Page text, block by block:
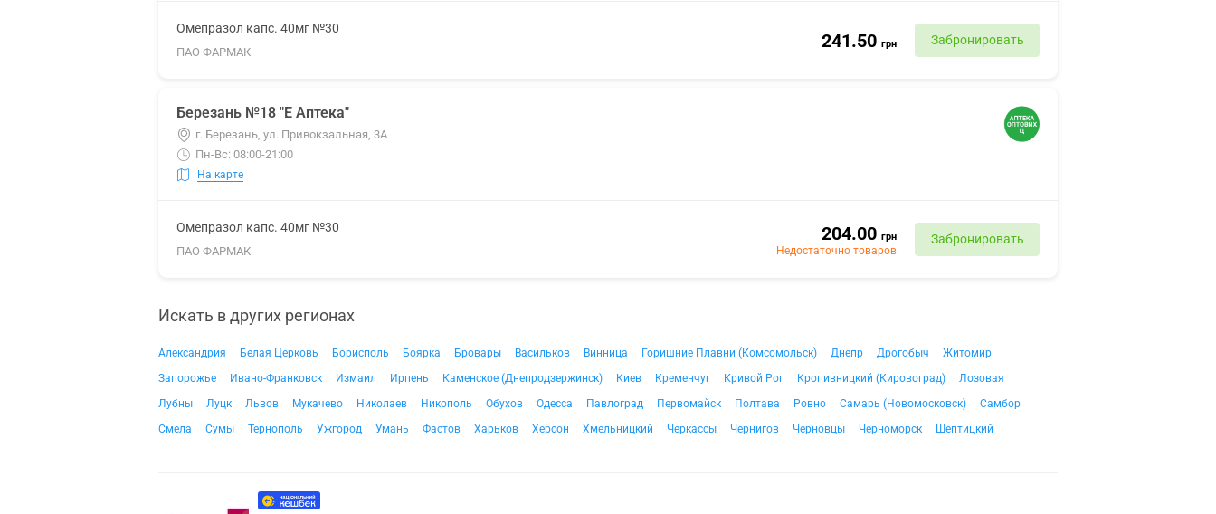
Омепразол капс. 40мг №30
ПАО ФАРМАК
241.50 грн Забронировать
Березань №18 "Е Аптека"
г. Березань, ул. Привокзальная, 3А
Пн-Вс: 08:00-21:00
На карте
Омепразол капс. 40мг №30
ПАО ФАРМАК
204.00 грн
Недостаточно товаров
Забронировать
Искать в других регионах
Александрия Белая Церковь Борисполь Боярка Бровары Васильков Винница Горишние Плавни (Комсомольск) Днепр Дрогобыч
Житомир
Запорожье
Ивано-Франковск Измаил Ирпень Каменское (Днепродзержинск) Киев Кременчуг Кривой Рог Кропивницкий (Кировоград)
Лозовая
Лубны
Луцк Львов Мукачево Николаев Никополь Обухов Одесса Павлоград Первомайск Полтава Ровно Самарь (Новомосковск)
Самбор
Смела
Сумы Тернополь Ужгород Умань Фастов Харьков Херсон Хмельницкий Черкассы Чернигов Черновцы Черноморск Шептицкий